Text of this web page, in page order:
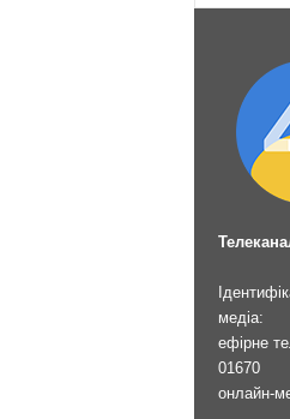
медіа:
ефірне
01670
онлайн-